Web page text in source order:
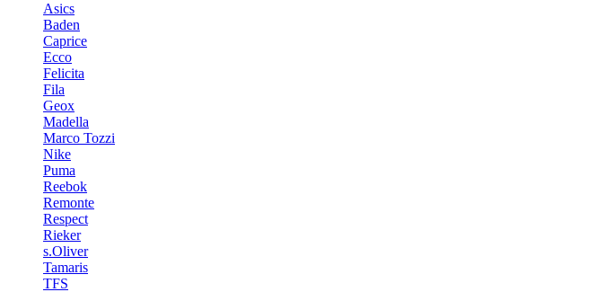
Asics
Baden
Caprice
Ecco
Felicita
Fila
Geox
Madella
Marco Tozzi
Nike
Puma
Reebok
Remonte
Respect
Rieker
s.Oliver
Tamaris
TFS